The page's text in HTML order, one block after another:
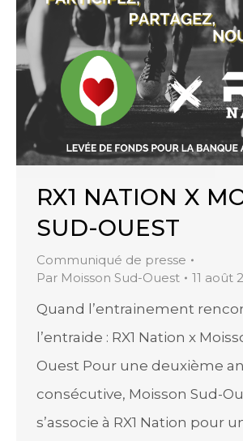
RX1 NATION X
SUD-OUEST
Communiqué de presse
Par Moisson Sud-Ouest 11 août
Quand l’entrainement
l’entraide : RX1 Nation x
Ouest Pour une deuxième
consécutive, Moisson Sud-
s’associe à RX1 Nation pour